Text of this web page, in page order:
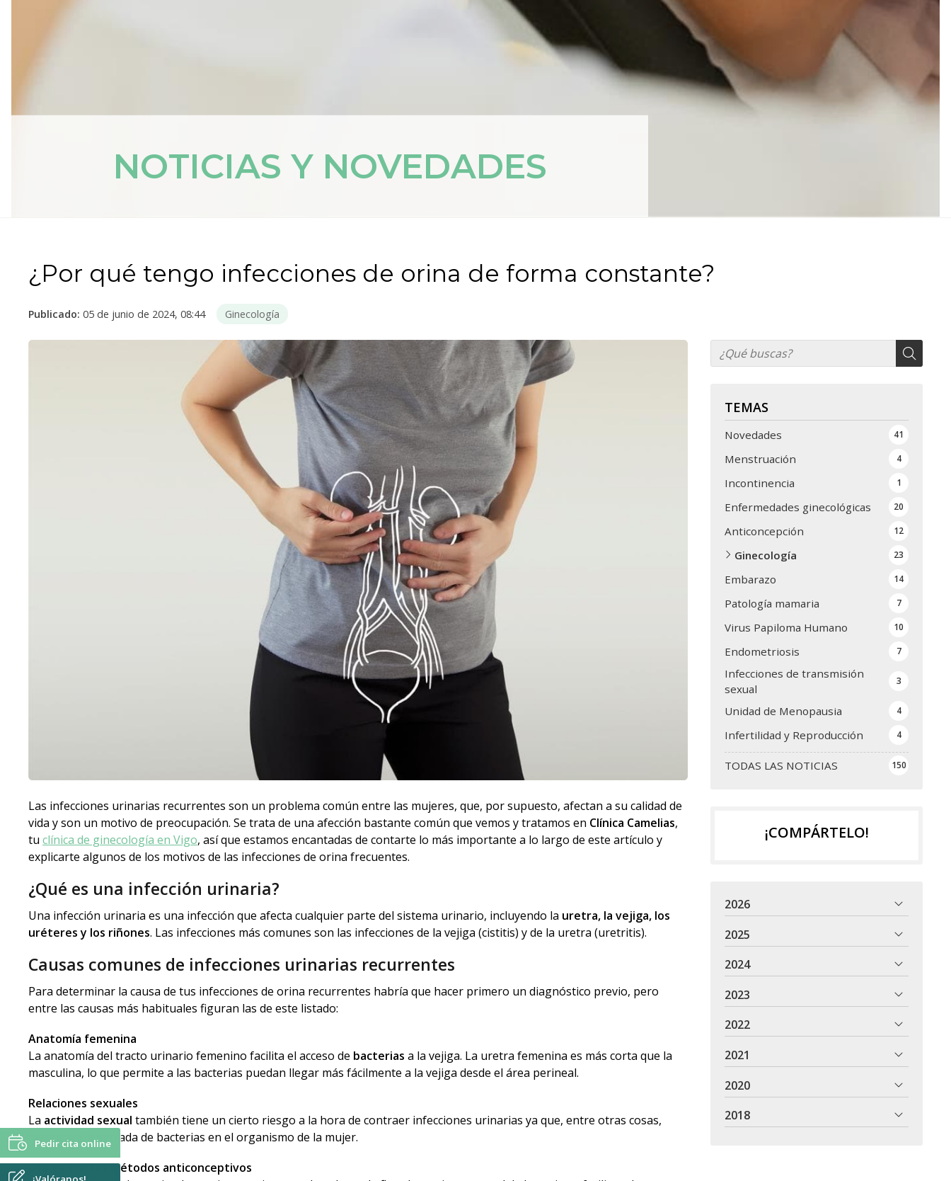
NOTICIAS Y NOVEDADES
¿Por qué tengo infecciones de orina de forma constante?
Publicado: 05 de junio de 2024, 08:44 Ginecología
TEMAS
TODAS LAS NOTICIAS 150
Novedades 41
Menstruación 4
Incontinencia 1
Enfermedades ginecológicas 20
Anticoncepción 12
Ginecología 23
Embarazo 14
Patología mamaria 7
Virus Papiloma Humano 10
Endometriosis 7
Infecciones de transmisión
sexual
3
Unidad de Menopausia 4
Infertilidad y Reproducción 4
Las infecciones urinarias recurrentes son un problema común entre las mujeres, que, por supuesto, afectan a su calidad de
vida y son un motivo de preocupación. Se trata de una afección bastante común que vemos y tratamos en Clínica Camelias,
tu clínica de ginecología en Vigo, así que estamos encantadas de contarte lo más importante a lo largo de este artículo y
explicarte algunos de los motivos de las infecciones de orina frecuentes.
¿Qué es una infección urinaria?
Una infección urinaria es una infección que afecta cualquier parte del sistema urinario, incluyendo la uretra, la vejiga, los
uréteres y los riñones. Las infecciones más comunes son las infecciones de la vejiga (cistitis) y de la uretra (uretritis).
Causas comunes de infecciones urinarias recurrentes
Para determinar la causa de tus infecciones de orina recurrentes habría que hacer primero un diagnóstico previo, pero
entre las causas más habituales figuran las de este listado:
Anatomía femenina
La anatomía del tracto urinario femenino facilita el acceso de bacterias a la vejiga. La uretra femenina es más corta que la
masculina, lo que permite a las bacterias puedan llegar más fácilmente a la vejiga desde el área perineal.
Relaciones sexuales
La actividad sexual también tiene un cierto riesgo a la hora de contraer infecciones urinarias ya que, entre otras cosas,
favorecen la entrada de bacterias en el organismo de la mujer.
Uso de ciertos métodos anticonceptivos
¡COMPÁRTELO!
2026
2025
2024
2023
2022
2021
2020
2018
Pedir cita online